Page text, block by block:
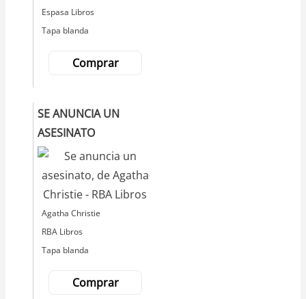
Editorial
Espasa Libros
Tapa blanda
Comprar
SE ANUNCIA UN
ASESINATO
Autor
Agatha Christie
Editorial
RBA Libros
Tapa blanda
Comprar